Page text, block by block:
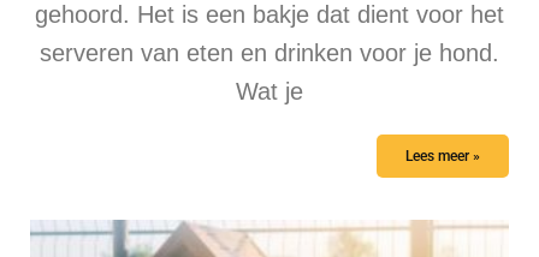
gehoord. Het is een bakje dat dient voor het
serveren van eten en drinken voor je hond.
Wat je
Lees meer »